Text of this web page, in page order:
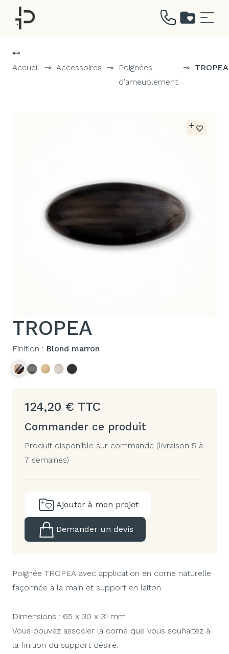
⊷
Accueil ⊸ Accessoires ⊸
Poignées
d'ameublement
⊸ TROPEA
TROPEA
Finition : Blond marron
124,20 € TTC
Commander ce produit
Produit disponible sur commande (livraison 5 à
7 semaines)
Ajouter à mon projet
Demander un devis
Poignée TROPEA avec application en corne naturelle
façonnée à la main et support en laiton
Dimensions : 65 x 30 x 31 mm
Vous pouvez associer la corne que vous souhaitez à
la finition du support désiré.